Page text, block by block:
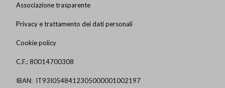
Associazione trasparente
Privacy e trattamento dei dati personali
Cookie policy
C.F.: 80014700308
IBAN: IT93I0548412305000001002197